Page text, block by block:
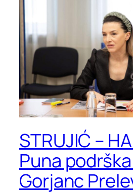
STRUJIĆ –
Puna
Gorjanc